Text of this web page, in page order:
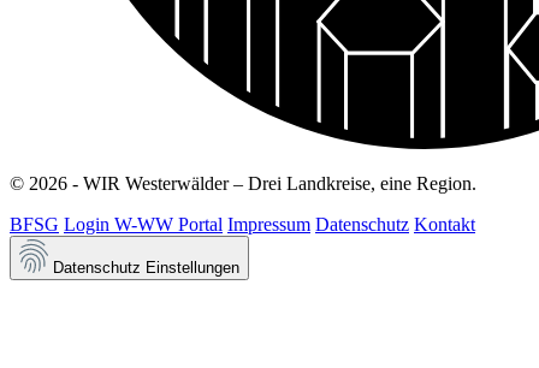
© 2026 - WIR Westerwälder – Drei Landkreise, eine Region.
BFSG Login W-WW Portal Impressum Datenschutz Kontakt
Datenschutz Einstellungen